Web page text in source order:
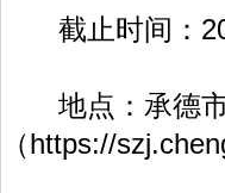
截止时间：
地点：承德市
（https://